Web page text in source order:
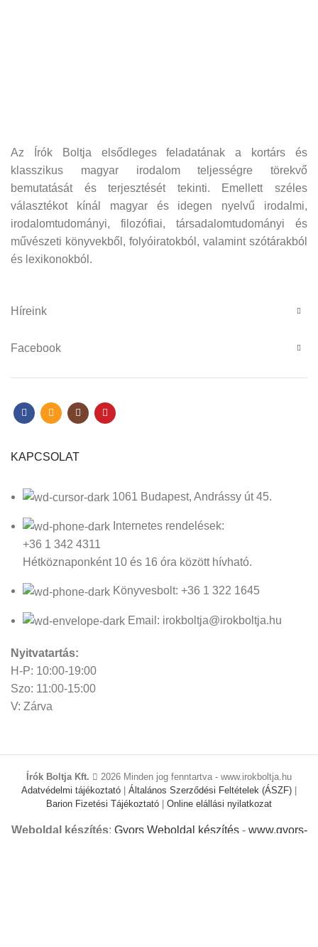
Az Írók Boltja elsődleges feladatának a kortárs és
klasszikus magyar irodalom teljességre törekvő
bemutatását és terjesztését tekinti. Emellett széles
választékot kínál magyar és idegen nyelvű irodalmi,
irodalomtudományi, filozófiai, társadalomtudományi és
művészeti könyvekből, folyóiratokból, valamint szótárakból
és lexikonokból.
Híreink
Facebook
KAPCSOLAT
1061 Budapest, Andrássy út 45.
Internetes rendelések:
+36 1 342 4311
Hétköznaponként 10 és 16 óra között hívható.
Könyvesbolt: +36 1 322 1645
Email: irokboltja@irokboltja.hu
Nyitvatartás:
H-P: 10:00-19:00
Szo: 11:00-15:00
V: Zárva
Írók Boltja Kft.
2026 Minden jog fenntartva - www.irokboltja.hu
Adatvédelmi tájékoztató
Általános Szerződési Feltételek (ÁSZF)
Barion Fizetési Tájékoztató
Online elállási nyilatkozat
Weboldal készítés: Gyors Weboldal készítés- www.gyors-